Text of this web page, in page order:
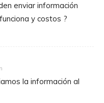
enviar información
y costos ?
la información al